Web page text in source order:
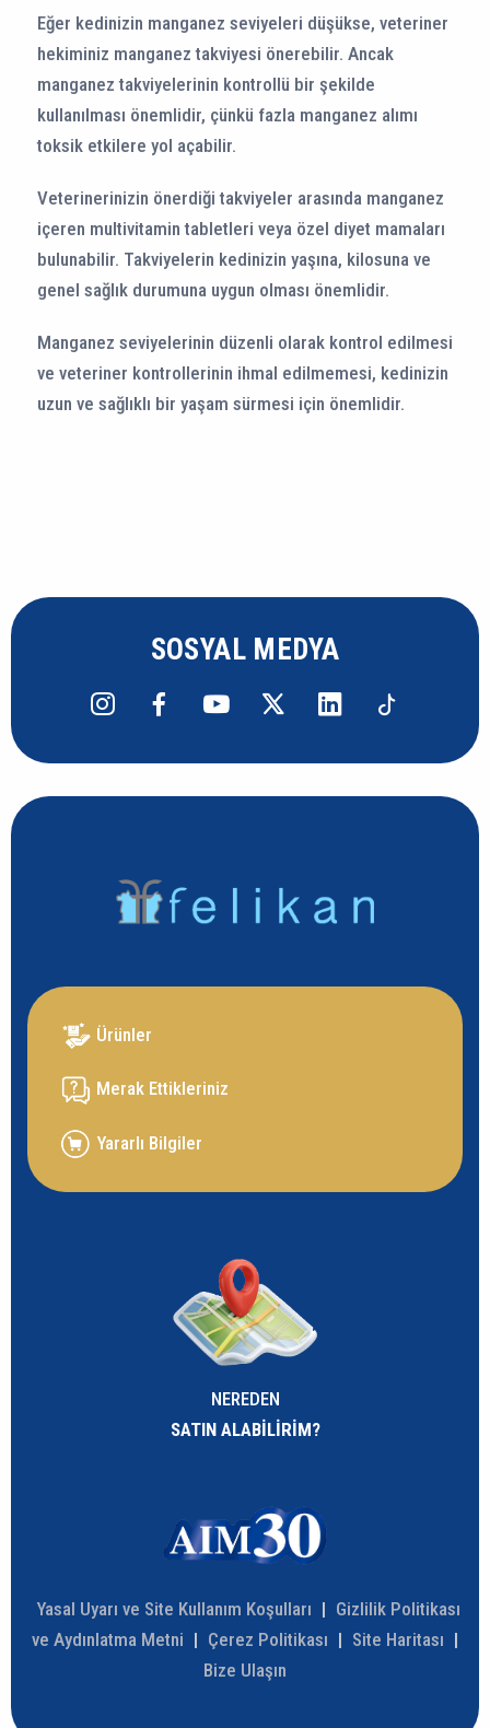
Eğer kedinizin manganez seviyeleri düşükse, veteriner
hekiminiz manganez takviyesi önerebilir. Ancak
manganez takviyelerinin kontrollü bir şekilde
kullanılması önemlidir, çünkü fazla manganez alımı
toksik etkilere yol açabilir.
Veterinerinizin önerdiği takviyeler arasında manganez
içeren multivitamin tabletleri veya özel diyet mamaları
bulunabilir. Takviyelerin kedinizin yaşına, kilosuna ve
genel sağlık durumuna uygun olması önemlidir.
Manganez seviyelerinin düzenli olarak kontrol edilmesi
ve veteriner kontrollerinin ihmal edilmemesi, kedinizin
uzun ve sağlıklı bir yaşam sürmesi için önemlidir.
SOSYAL MEDYA
Ürünler
Merak Ettikleriniz
Yararlı Bilgiler
NEREDEN
SATIN ALABİLİRİM?
Yasal Uyarı ve Site Kullanım Koşulları | Gizlilik Politikası
ve Aydınlatma Metni | Çerez Politikası | Site Haritası |
Bize Ulaşın